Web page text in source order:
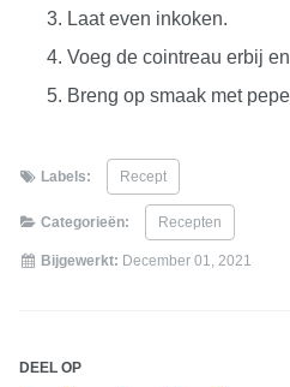
Laat even inkoken.
Voeg de cointreau erbij
Breng op smaak met
Labels: Recept
Categorieën: Recepten
Bijgewerkt: December 01, 2021
DEEL OP